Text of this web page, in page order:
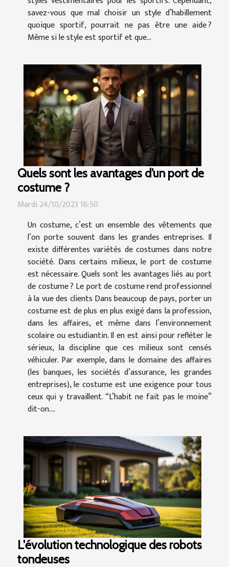
savez-vous que mal choisir un style d’habillement
quoique sportif, pourrait ne pas être une aide ?
Même si le style est sportif et que...
Quels sont les avantages d’un port de
costume ?
Mardi 24/10/2023 16:50
Un costume, c’est un ensemble des vêtements que
l’on porte souvent dans les grandes entreprises. Il
existe différentes variétés de costumes dans notre
société. Dans certains milieux, le port de costume
est nécessaire. Quels sont les avantages liés au port
de costume ? Le port de costume rend professionnel
à la vue des clients Dans beaucoup de pays, porter un
costume est de plus en plus exigé dans la profession,
dans les affaires, et même dans l’environnement
scolaire ou estudiantin. Il en est ainsi pour refléter le
sérieux, la discipline que ces milieux sont censés
véhiculer. Par exemple, dans le domaine des affaires
(les banques, les sociétés d’assurance, les grandes
entreprises), le costume est une exigence pour tous
ceux qui y travaillent. “L’habit ne fait pas le moine”
dit-on....
L'évolution technologique des robots
tondeuses